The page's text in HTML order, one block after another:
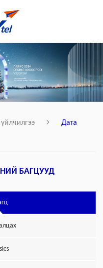
үйлчилгээ
Дата
БАГЦУУД